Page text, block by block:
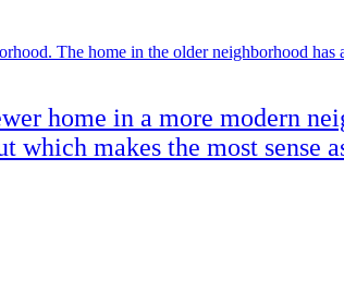
home in a more modern
makes the most sense